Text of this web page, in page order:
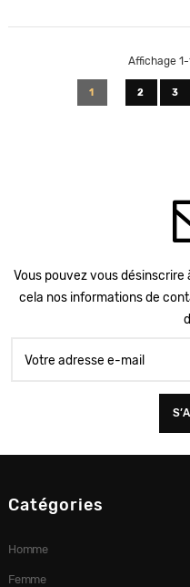
Affichage
1 2 3
Vous pouvez vous
cela nos informations de
Catégories
Homme
Femme